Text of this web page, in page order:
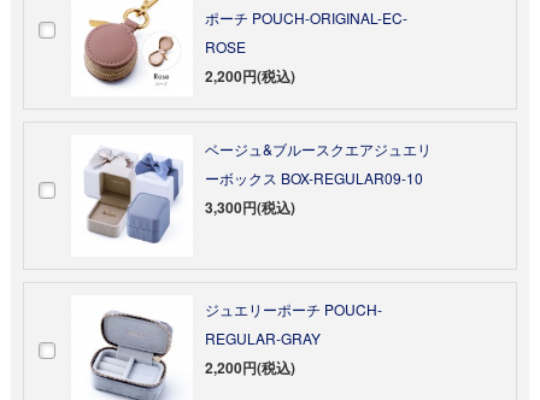
ポーチ POUCH-ORIGINAL-EC-
ROSE
2,200円(税込)
ベージュ&ブルースクエアジュエリ
ーボックス BOX-REGULAR09-10
3,300円(税込)
ジュエリーポーチ POUCH-
REGULAR-GRAY
2,200円(税込)